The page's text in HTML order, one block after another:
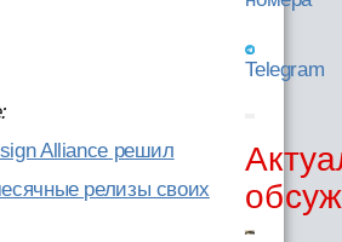
Alliance решил
релизы своих
Telegram